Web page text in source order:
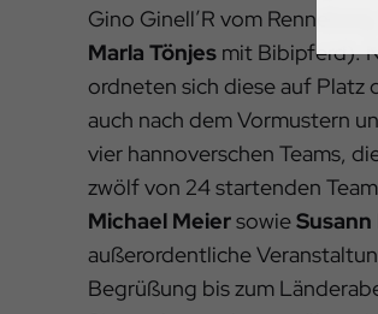
Gino Ginell’R vom Renneberg,
Marla Tönjes mit Bibipferd).
ordneten sich diese auf Platz
auch nach dem Vormustern
vier hannoverschen Teams,
zwölf von 24 startenden
Michael Meiersowie
außerordentliche
Begrüßung bis zum